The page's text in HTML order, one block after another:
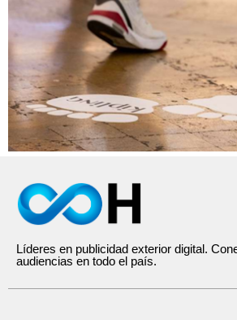
Líderes en publicidad exterior digital.
audiencias en todo el país.